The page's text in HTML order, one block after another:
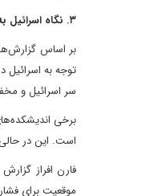
۳. نگاه اسرائیل به شرایط فعلی و تنظیم سیاست‌ها
بر اساس
توجه به اسرائیل
سر اسرائیل و
برخی
است. این در
فارن افراز
موقعیت برای